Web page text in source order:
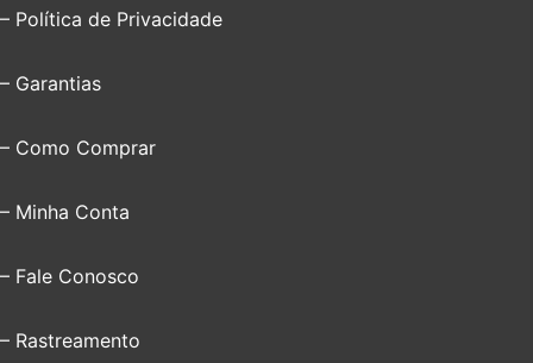
– Política de Privacidade
– Garantias
– Como Comprar
– Minha Conta
– Fale Conosco
– Rastreamento